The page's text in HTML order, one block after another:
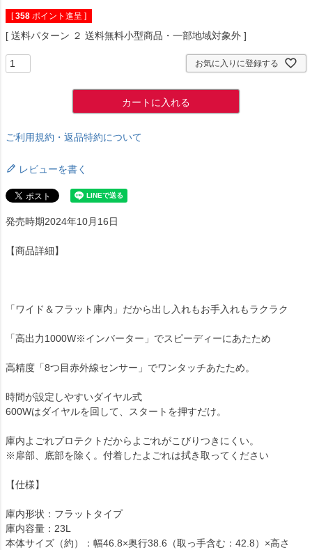
[ 358 ポイント進呈 ]
送料パターン ２ 送料無料小型商品・一部地域対象外
お気に入りに登録する
カートに入れる
ご利用規約・返品特約について
レビューを書く
発売時期2024年10月16日
【商品詳細】
「ワイド＆フラット庫内」だから出し入れもお手入れもラクラク
「高出力1000W※インバーター」でスピーディーにあたため
高精度「8つ目赤外線センサー」でワンタッチあたため。
時間が設定しやすいダイヤル式
600Wはダイヤルを回して、スタートを押すだけ。
庫内よごれプロテクトだからよごれがこびりつきにくい。
※扉部、底部を除く。付着したよごれは拭き取ってください
【仕様】
庫内形状：フラットタイプ
庫内容量：23L
本体サイズ（約）：幅46.8×奥行38.6（取っ手含む：42.8）×高さ